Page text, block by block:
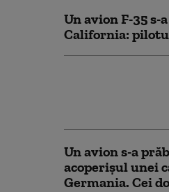
Un avion F-35
California:
Un avion s-a
acoperișul unei
Germania. Cei